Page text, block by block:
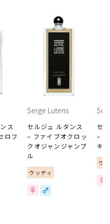
ス
ロフ
Serge Lutens
セルジュ ルタンス
– ファイブオクロッ
クオジャンジャンブ
ル
ウッディ
セ
–
キ
ウ